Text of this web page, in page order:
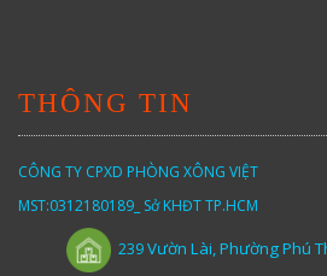
THÔNG TIN
CÔNG TY CPXD PHÒNG XÔNG VIỆT
MST:0312180189_ Sở KHĐT TP.HCM
239Vườn Lài,Phường Phú